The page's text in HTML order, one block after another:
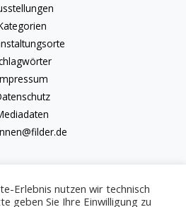
Erlebnis nutzen wir technisch
geben Sie Ihre Einwilligung zu